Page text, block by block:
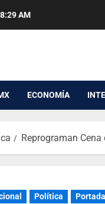
AM
ECONOMÍA
Reprograman
Política Portada